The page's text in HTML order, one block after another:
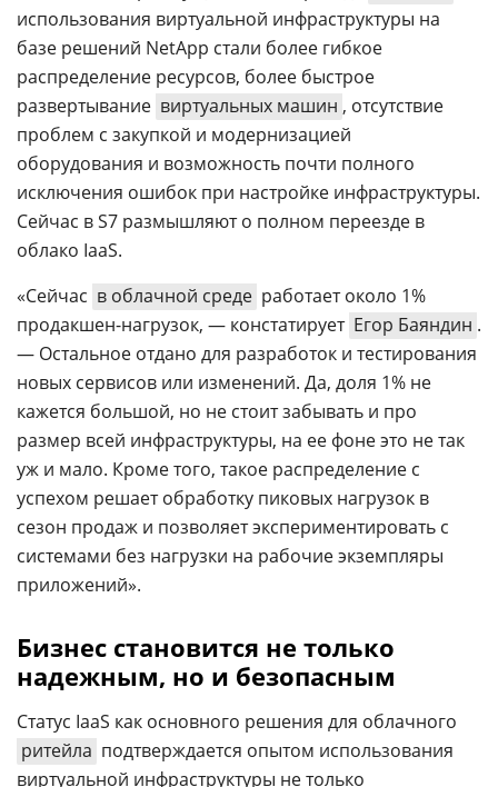
использования виртуальной инфраструктуры на
базе решений NetApp стали более гибкое
распределение ресурсов, более быстрое
развертывание виртуальных машин , отсутствие
проблем с закупкой и модернизацией
оборудования и возможность почти полного
исключения ошибок при настройке инфраструктуры.
Сейчас в S7 размышляют о полном переезде в
облако IaaS.
«Сейчас в облачной среде работает около 1%
продакшен-нагрузок, — констатирует Егор Баяндин .
— Остальное отдано для разработок и тестирования
новых сервисов или изменений. Да, доля 1% не
кажется большой, но не стоит забывать и про
размер всей инфраструктуры, на ее фоне это не так
уж и мало. Кроме того, такое распределение с
успехом решает обработку пиковых нагрузок в
сезон продаж и позволяет экспериментировать с
системами без нагрузки на рабочие экземпляры
приложений».
Бизнес становится не только
надежным, но и безопасным
Статус IaaS как основного решения для облачного
ритейла подтверждается опытом использования
виртуальной инфраструктуры не только